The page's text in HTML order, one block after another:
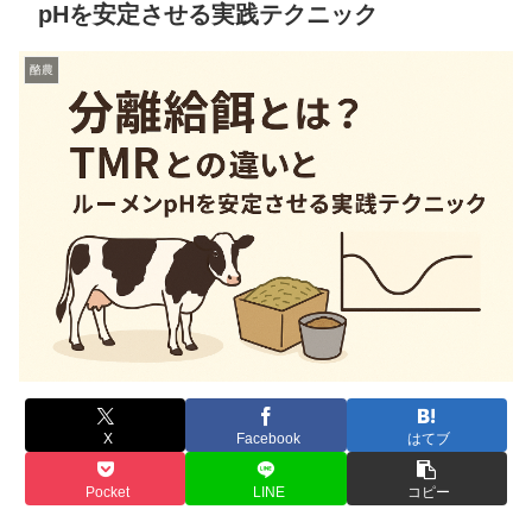
pHを安定させる実践テクニック
酪農
X Facebook はてブ
Pocket LINE コピー